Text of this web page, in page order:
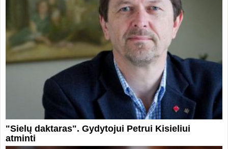
"Sielų daktaras". Gydytojui Petrui Kisieliui
atminti